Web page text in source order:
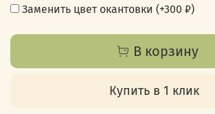
Заменить цвет окантовки (+300 ₽)
В корзину
Купить в 1 клик